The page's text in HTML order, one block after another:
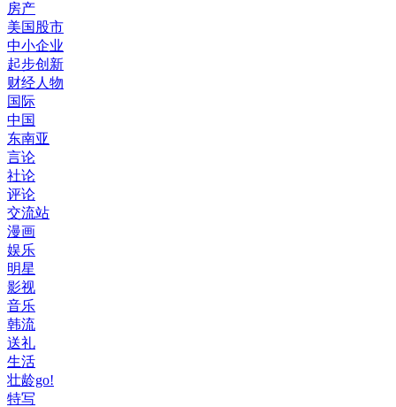
房产
美国股市
中小企业
起步创新
财经人物
国际
中国
东南亚
言论
社论
评论
交流站
漫画
娱乐
明星
影视
音乐
韩流
送礼
生活
壮龄go!
特写